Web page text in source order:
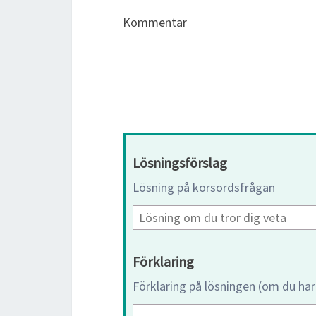
Kommentar
Lösningsförslag
Lösning på korsordsfrågan
Förklaring
Förklaring på lösningen (om du